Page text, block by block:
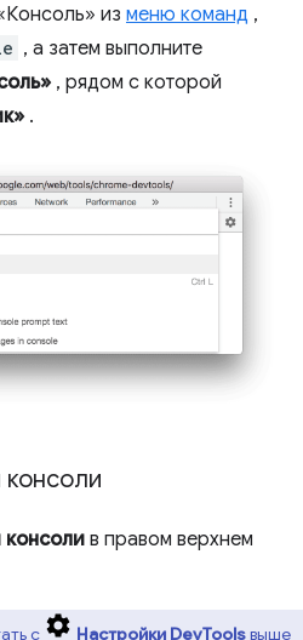
из меню команд ,
, а затем выполните
, рядом с которой
.
консоли
консоли в правом верхнем
с Настройки DevToolsвыше